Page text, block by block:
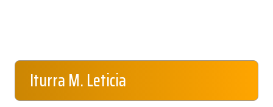
Iturra M. Leticia